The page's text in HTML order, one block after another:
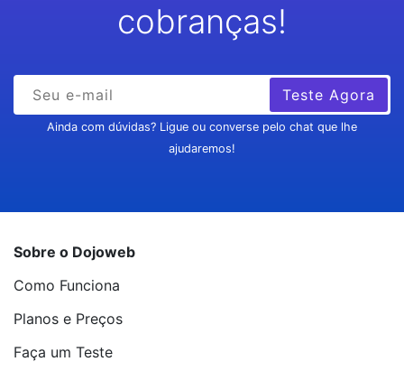
cobranças!
Teste Agora
Ainda com dúvidas? Ligue ou converse pelo chat que lhe
ajudaremos!
Sobre o Dojoweb
Como Funciona
Planos e Preços
Faça um Teste